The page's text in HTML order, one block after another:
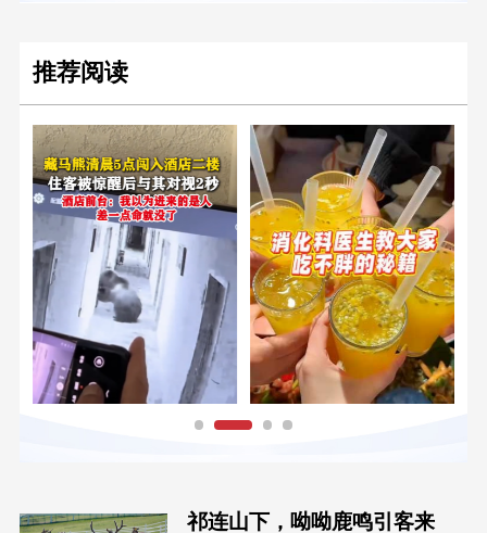
推荐阅读
祁连山下，呦呦鹿鸣引客来